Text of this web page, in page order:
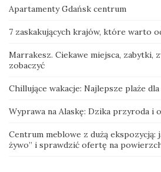
Apartamenty Gdańsk centrum
7 zaskakujących krajów, które warto
Marrakesz. Ciekawe miejsca, zabytki,
zobaczyć
Chillujące wakacje: Najlepsze plaże
Wyprawa na Alaskę: Dzika przyroda i
Centrum meblowe z dużą ekspozycją:
żywo” i sprawdzić ofertę na